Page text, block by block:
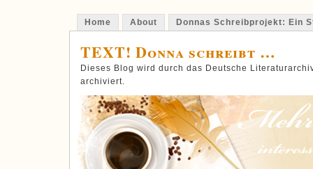
Home About Donnas Schreibprojekt: Ein
TEXT! Donna schreibt …
Dieses Blog wird durch das Deutsche
archiviert.